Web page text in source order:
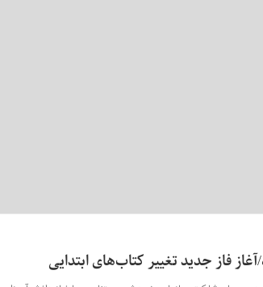
فاز جدید تغییر کتاب‌های ابتدایی